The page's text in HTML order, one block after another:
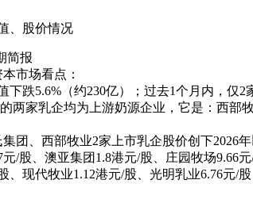
、股价情况
简报
市场看点：
下跌5.6%（约230亿）；过去1个月内，仅
两家乳企均为上游奶源企业，它是：西部
团、西部牧业2家上市乳企股价创下2026
/股、澳亚集团1.8港元/股、庄园牧场9.66
、现代牧业1.12港元/股、光明乳业6.76元/